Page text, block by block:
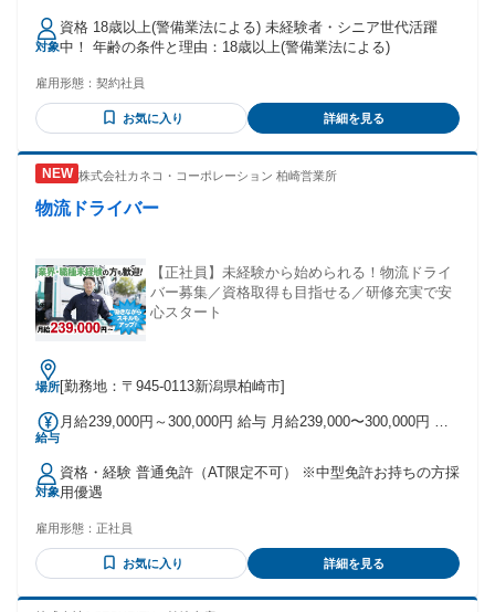
出勤は割増し金額支給 ※燃料費支給（距離計算＋遠方手当有
り） ※車両費支給 交通費：交通費支給
対象
資格 18歳以上(警備業法による) 未経験者・シニア世代活躍
中！ 年齢の条件と理由：18歳以上(警備業法による)
雇用形態： 契約社員
お気に入り 詳細を見る
株式会社カネコ・コーポレーション 柏崎営業所
物流ドライバー
【正社員】未経験から始められる！物流ドライ
バー募集／資格取得も目指せる／研修充実で安
心スタート
場所[勤務地：〒945-0113新潟県柏崎市]
給与
月給239,000円～300,000円 給与 月給239,000〜300,000円 別
対象
資格・経験 普通免許（AT限定不可） ※中型免許お持ちの方採
用優遇
雇用形態： 正社員
お気に入り 詳細を見る